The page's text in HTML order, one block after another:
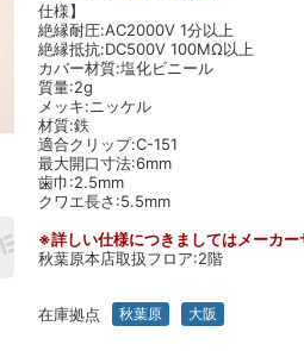
仕様】
絶縁耐圧:AC2000V 1分以上
絶縁抵抗:DC500V 100MΩ以上
カバー材質:塩化ビニール
質量:2g
メッキ:ニッケル
材質:鉄
適合クリップ:C-151
最大開口寸法:6mm
歯巾:2.5mm
クワエ長さ:5.5mm
※詳しい仕様につきましてはメーカー
秋葉原本店取扱フロア:2階
在庫拠点 秋葉原 大阪